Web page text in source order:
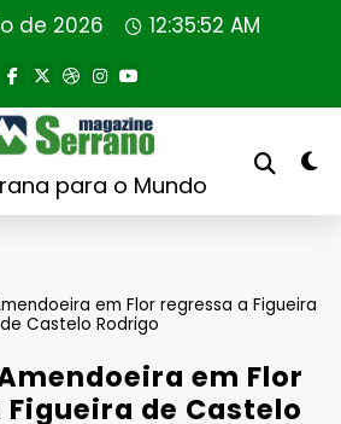
de 2026 12:35:53 AM
para o Mundo
em Flor regressa a Figueira
de Castelo Rodrigo
em Flor
de Castelo